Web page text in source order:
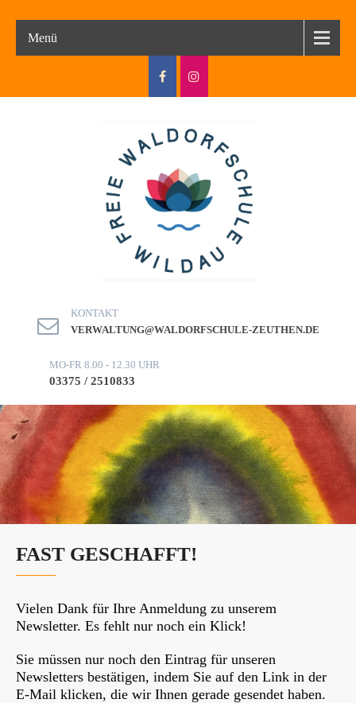
Menü
KONTAKT
VERWALTUNG@WALDORFSCHULE-ZEUTHEN.DE
MO-FR 8.00 - 12.30 UHR
03375 / 2510833
FAST GESCHAFFT!
Vielen Dank für Ihre Anmeldung zu unserem
Newsletter. Es fehlt nur noch ein Klick!
Sie müssen nur noch den Eintrag für unseren
Newsletters bestätigen, indem Sie auf den Link in der
E-Mail klicken, die wir Ihnen gerade gesendet haben.